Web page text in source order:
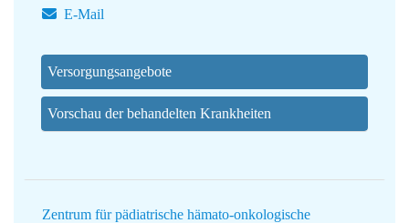
E-Mail
Versorgungsangebote
Vorschau der behandelten Krankheiten
Zentrum für pädiatrische hämato-onkologische